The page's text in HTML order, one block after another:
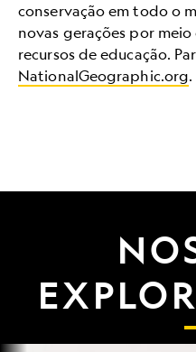
conservação em todo o
novas gerações por
recursos de educação.
NationalGeographic.org.